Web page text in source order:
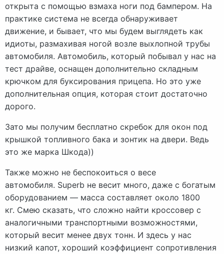
открыта с помощью взмаха ноги под бампером. На
практике система не всегда обнаруживает
движение, и бывает, что мы будем выглядеть как
идиоты, размахивая ногой возле выхлопной трубы
автомобиля. Автомобиль, который побывал у нас на
тест драйве, оснащен дополнительно складным
крючком для буксирования прицепа. Но это уже
дополнительная опция, которая стоит достаточно
дорого.
Зато мы получим бесплатно скребок для окон под
крышкой топливного бака и зонтик на двери. Ведь
это же марка Шкода))
Также можно не беспокоиться о весе
автомобиля. Superb не весит много, даже с богатым
оборудованием — масса составляет около 1800
кг. Смею сказать, что сложно найти кроссовер с
аналогичными транспортными возможностями,
который весит менее двух тонн. И здесь у нас
низкий капот, хороший коэффициент сопротивления